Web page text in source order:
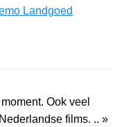
Landgoed
Ook veel
films. .. »